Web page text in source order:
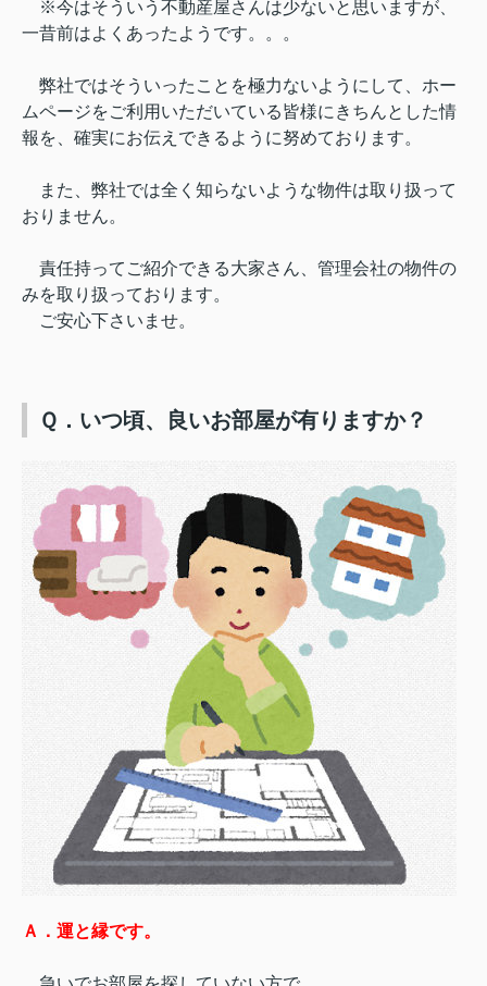
※今はそういう不動産屋さんは少ないと思いますが、
一昔前はよくあったようです。。。
弊社ではそういったことを極力ないようにして、ホー
ムページをご利用いただいている皆様にきちんとした情
報を、確実にお伝えできるように努めております。
また、弊社では全く知らないような物件は取り扱って
おりません。
責任持ってご紹介できる大家さん、管理会社の物件の
みを取り扱っております。
ご安心下さいませ。
Ｑ．いつ頃、良いお部屋が有りますか？
Ａ．運と縁です。